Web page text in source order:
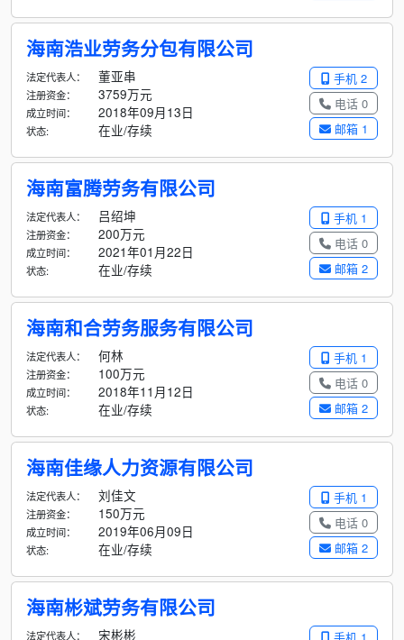
海南浩业劳务分包有限公司
手机 2
电话 0
邮箱 1
法定代表人： 董亚串
注册资金： 3759万元
成立时间： 2018年09月13日
状态: 在业/存续
海南富腾劳务有限公司
手机 1
电话 0
邮箱 2
法定代表人： 吕绍坤
注册资金： 200万元
成立时间： 2021年01月22日
状态: 在业/存续
海南和合劳务服务有限公司
手机 1
电话 0
邮箱 2
法定代表人： 何林
注册资金： 100万元
成立时间： 2018年11月12日
状态: 在业/存续
海南佳缘人力资源有限公司
手机 1
电话 0
邮箱 2
法定代表人： 刘佳文
注册资金： 150万元
成立时间： 2019年06月09日
状态: 在业/存续
海南彬斌劳务有限公司
法定代表人： 宋彬彬